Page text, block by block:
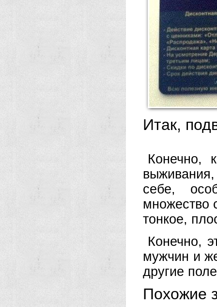
Итак,
Конечно,
выживания,
себе,
множество
тонкое,
Конечно,
мужчин и
другие
Похожие